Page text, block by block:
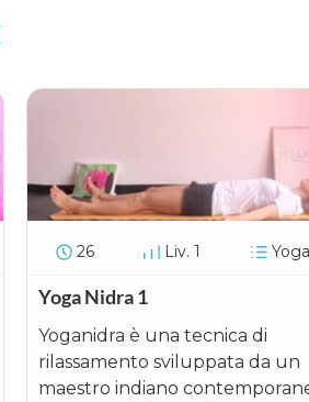
26 Liv. 1
Yoga Nidra 1
Yoganidra è una tecnica di
rilassamento sviluppata da un
maestro indiano